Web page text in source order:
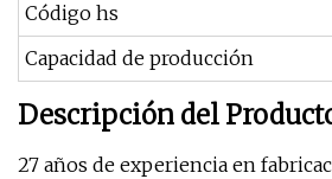
Código hs
Capacidad de producción
Descripción del
27 años de experiencia en